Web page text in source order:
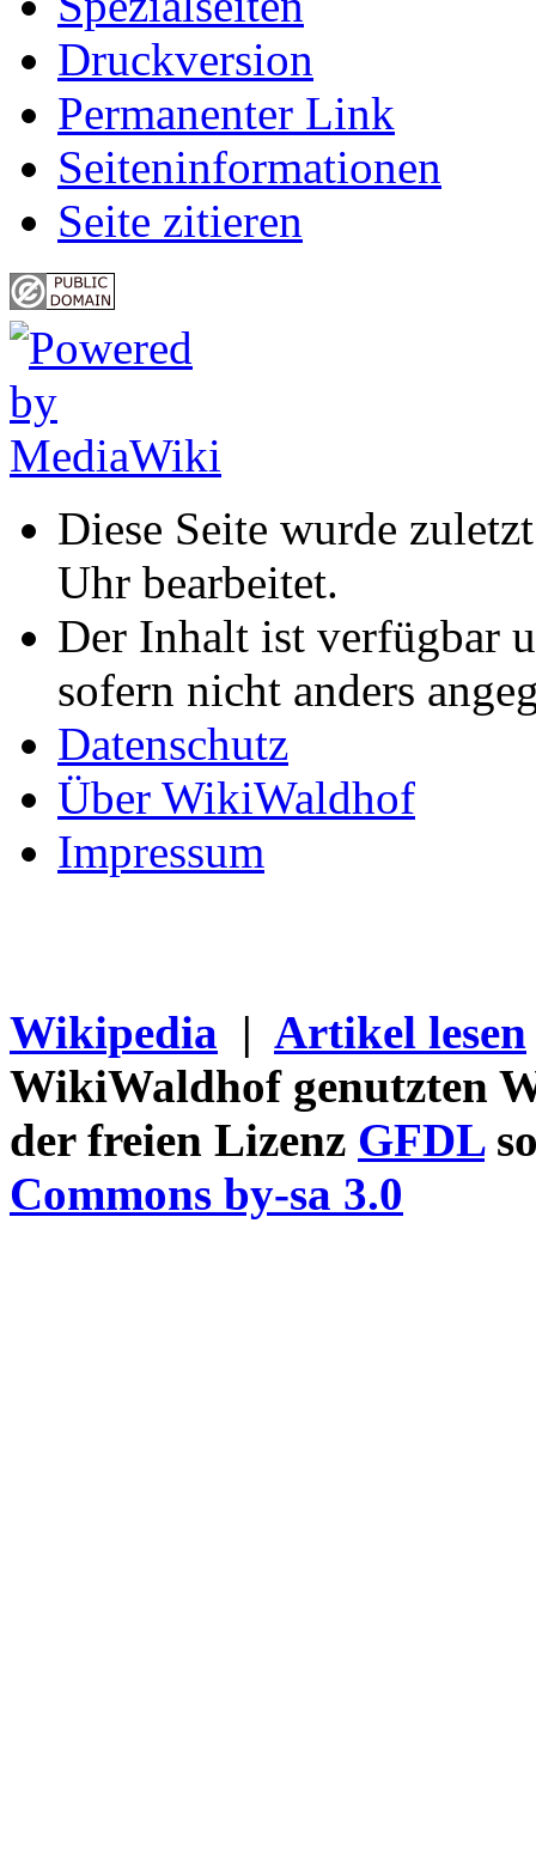
Druckversion
Permanenter Link
Seiten­informationen
Seite zitieren
Diese Seite wurde
Uhr bearbeitet.
Der Inhalt ist verfügbar
sofern nicht anders
Datenschutz
Über WikiWaldhof
Impressum
Wikipedia | Artikel lesen
WikiWaldhof genutzten
der freien Lizenz GFDL
Commons by-sa 3.0